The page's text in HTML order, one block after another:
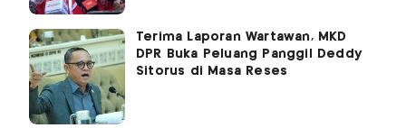
Terima Laporan Wartawan, MKD
DPR Buka Peluang Panggil Deddy
Sitorus di Masa Reses